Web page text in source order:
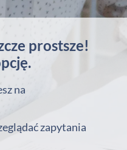
prostsze!
na
zapytania